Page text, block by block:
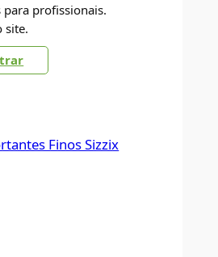
para profissionais.
site.
Finos Sizzix